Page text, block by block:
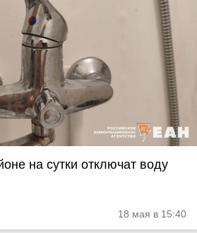
на сутки отключат воду
18 мая в 15:40